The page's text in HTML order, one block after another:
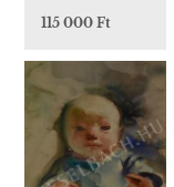
115 000 Ft